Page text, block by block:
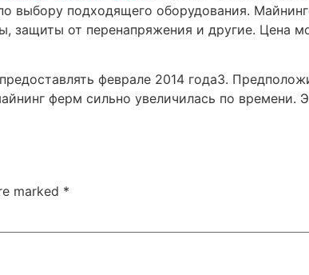
выбору подходящего оборудования.
защиты от перенапряжения и другие. Цена
феврале 2014 года3.
ферм сильно увеличилась по времени.
marked *